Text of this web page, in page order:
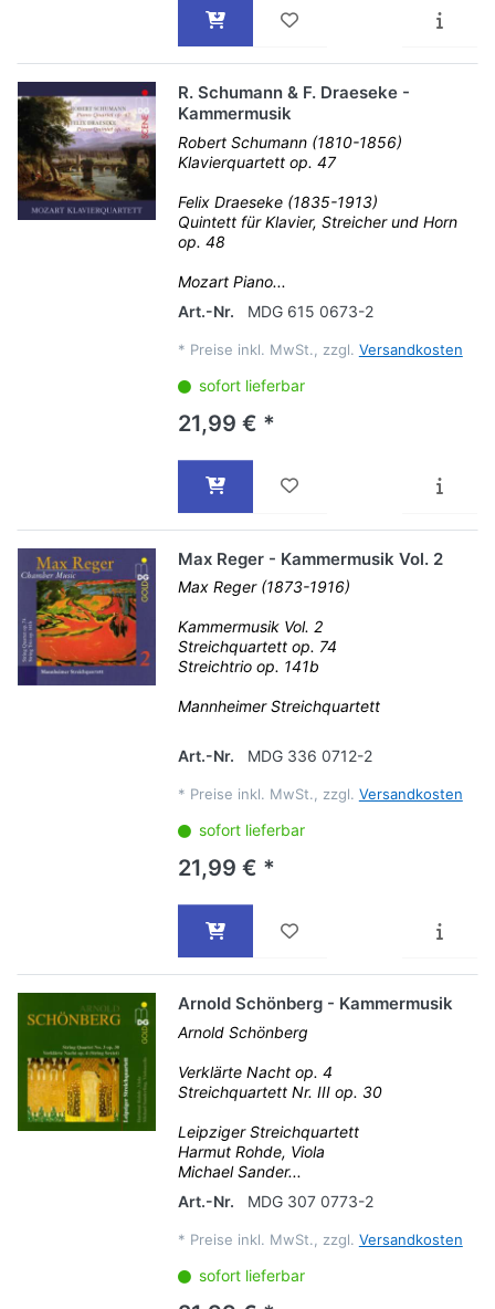
R. Schumann & F. Draeseke -
Kammermusik
Robert Schumann (1810-1856)
Klavierquartett op. 47
Felix Draeseke (1835-1913)
Quintett für Klavier, Streicher und Horn
op. 48
Mozart Piano...
Art.-Nr.
MDG 615 0673-2
* Preise inkl. MwSt., zzgl. Versandkosten
sofort lieferbar
21,99 € *
Max Reger - Kammermusik Vol. 2
Max Reger (1873-1916)
Kammermusik Vol. 2
Streichquartett op. 74
Streichtrio op. 141b
Mannheimer Streichquartett
Art.-Nr. MDG 336 0712-2
* Preise inkl. MwSt., zzgl. Versandkosten
sofort lieferbar
21,99 € *
Arnold Schönberg - Kammermusik
Arnold Schönberg
Verklärte Nacht op. 4
Streichquartett Nr. III op. 30
Leipziger Streichquartett
Harmut Rohde, Viola
Michael Sander...
Art.-Nr.
MDG 307 0773-2
* Preise inkl. MwSt., zzgl. Versandkosten
sofort lieferbar